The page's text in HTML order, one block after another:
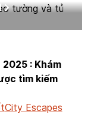
: Khám
tìm kiếm
City Escapes